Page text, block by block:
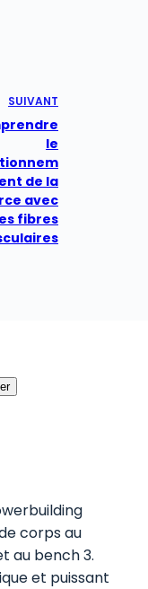
SUIVANT
le
ent de la
avec
fibres
corps au
au bench 3.
et puissant